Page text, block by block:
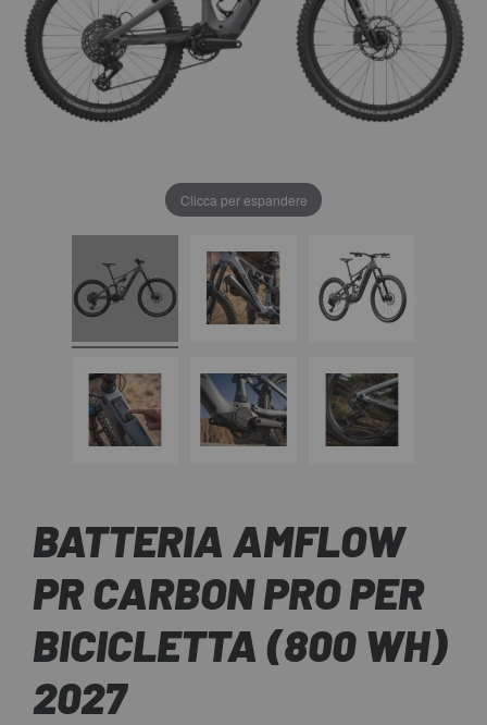
Clicca per espandere
BATTERIA AMFLOW
PR CARBON PRO PER
BICICLETTA (800 WH)
2027